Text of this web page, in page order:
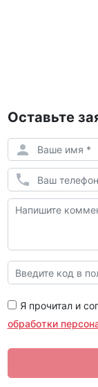
Оставьте
Я прочитал и
обработки